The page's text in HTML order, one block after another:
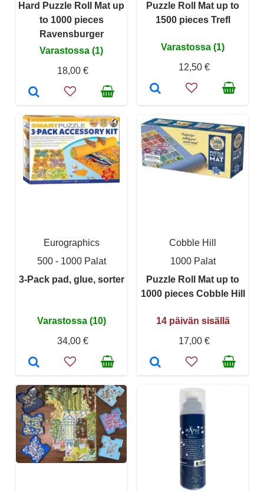
Hard Puzzle Roll Mat up
to 1000 pieces
Ravensburger
Varastossa (1)
18,00 €
Puzzle Roll Mat up to
1500 pieces Trefl
Varastossa (1)
12,50 €
Eurographics
500 - 1000 Palat
3-Pack pad, glue, sorter
Varastossa (10)
34,00 €
Cobble Hill
1000 Palat
Puzzle Roll Mat up to
1000 pieces Cobble Hill
14 päivän sisällä
17,00 €